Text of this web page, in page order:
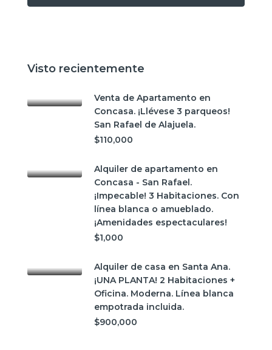
Visto recientemente
Venta de Apartamento en
Concasa. ¡Llévese 3 parqueos!
San Rafael de Alajuela.
$110,000
Alquiler de apartamento en
Concasa - San Rafael.
¡Impecable! 3 Habitaciones. Con
línea blanca o amueblado.
¡Amenidades espectaculares!
$1,000
Alquiler de casa en Santa Ana.
¡UNA PLANTA! 2 Habitaciones +
Oficina. Moderna. Línea blanca
empotrada incluida.
$900,000